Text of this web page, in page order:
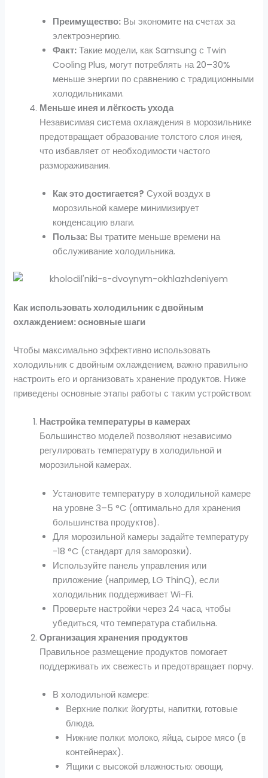
Преимущество: Вы экономите на счетах за
электроэнергию.
Факт: Такие модели, как Samsung с Twin
Cooling Plus, могут потреблять на 20–30%
меньше энергии по сравнению с традиционными
холодильниками.
Меньше инея и лёгкость ухода
Независимая система охлаждения в морозильнике
предотвращает образование толстого слоя инея,
что избавляет от необходимости частого
размораживания.
Как это достигается? Сухой воздух в
морозильной камере минимизирует
конденсацию влаги.
Польза: Вы тратите меньше времени на
обслуживание холодильника.
Как использовать холодильник с двойным
охлаждением: основные шаги
Чтобы максимально эффективно использовать
холодильник с двойным охлаждением, важно правильно
настроить его и организовать хранение продуктов. Ниже
приведены основные этапы работы с таким устройством:
Настройка температуры в камерах
Большинство моделей позволяют независимо
регулировать температуру в холодильной и
морозильной камерах.
Установите температуру в холодильной камере
на уровне 3–5 °C (оптимально для хранения
большинства продуктов).
Для морозильной камеры задайте температуру
-18 °C (стандарт для заморозки).
Используйте панель управления или
приложение (например, LG ThinQ), если
холодильник поддерживает Wi-Fi.
Проверьте настройки через 24 часа, чтобы
убедиться, что температура стабильна.
Организация хранения продуктов
Правильное размещение продуктов помогает
поддерживать их свежесть и предотвращает порчу.
В холодильной камере:
Верхние полки: йогурты, напитки, готовые
блюда.
Нижние полки: молоко, яйца, сырое мясо (в
контейнерах).
Ящики с высокой влажностью: овощи,